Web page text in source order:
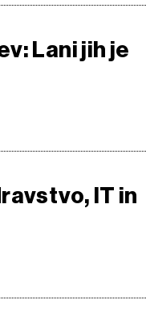
Lani jih je
IT in